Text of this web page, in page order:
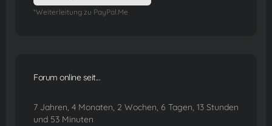
*Weiterleitung zu PayPal.Me
Forum online seit...
7 Jahren, 4 Monaten, 2 Wochen, 6 Tagen, 13 Stunden
und 53 Minuten